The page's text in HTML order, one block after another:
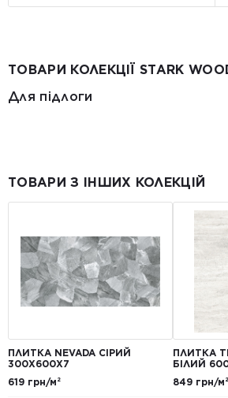
ТОВАРИ КОЛЕКЦІЇ STARK
Для підлоги
ТОВАРИ З ІНШИХ КОЛЕКЦІЙ
ПЛИТКА NEVADA СІРИЙ
300Х600Х7
619 грн/м²
ПЛИТКА
БІЛИЙ
849 грн/м²